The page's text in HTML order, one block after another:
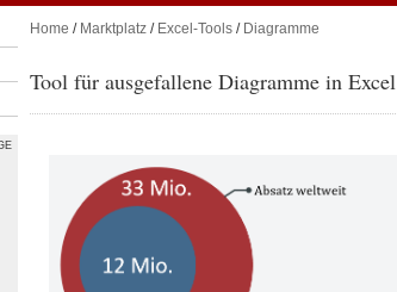
Home / Marktplatz/ Excel-Tools/ Diagramme
Tool für ausgefallene Diagramme in Excel